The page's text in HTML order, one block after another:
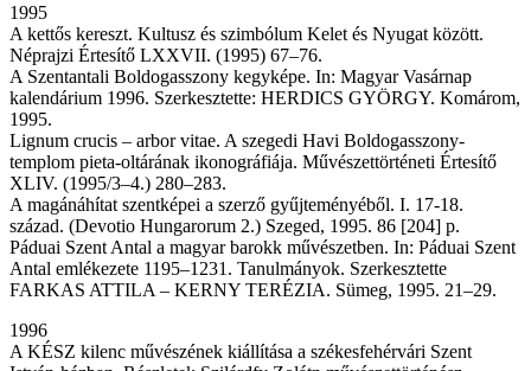
1995
A kettős kereszt. Kultusz és szimbólum Kelet és Nyugat között.
Néprajzi Értesítő LXXVII. (1995) 67–76.
A Szentantali Boldogasszony kegyképe. In: Magyar Vasárnap
kalendárium 1996. Szerkesztette: HERDICS GYÖRGY. Komárom,
1995.
Lignum crucis – arbor vitae. A szegedi Havi Boldogasszony-
templom pieta-oltárának ikonográfiája. Művészettörténeti Értesítő
XLIV. (1995/3–4.) 280–283.
A magánáhítat szentképei a szerző gyűjteményéből. I. 17-18.
század. (Devotio Hungarorum 2.) Szeged, 1995. 86 [204] p.
Páduai Szent Antal a magyar barokk művészetben. In: Páduai Szent
Antal emlékezete 1195–1231. Tanulmányok. Szerkesztette
FARKAS ATTILA – KERNY TERÉZIA. Sümeg, 1995. 21–29.
1996
A KÉSZ kilenc művészének kiállítása a székesfehérvári Szent